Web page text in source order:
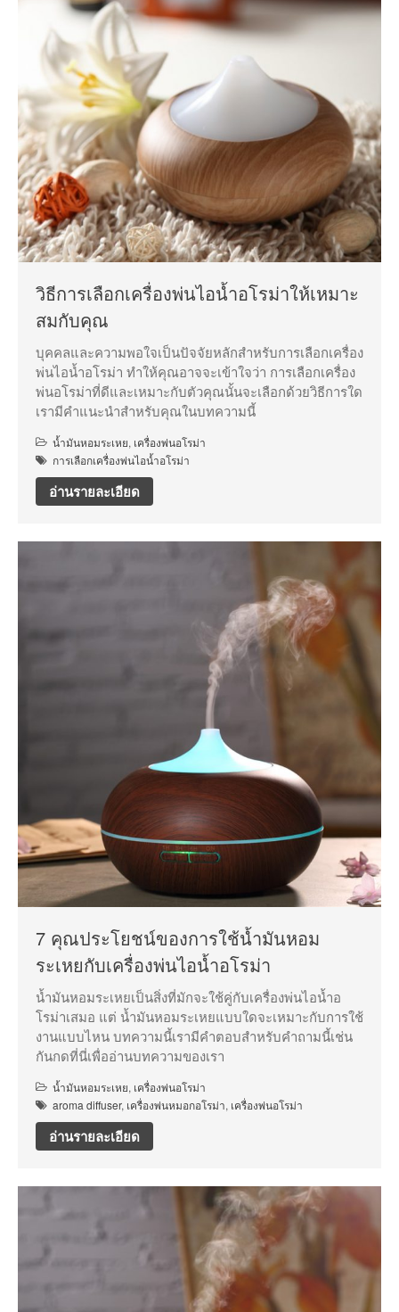
วิธีการเลือกเครื่องพ่นไอน้ำอโรม่าให้เหมาะ
สมกับคุณ
บุคคลและความพอใจเป็นปัจจัยหลักสำหรับการเลือกเครื่อง
พ่นไอน้ำอโรม่า ทำให้คุณอาจจะเข้าใจว่า การเลือกเครื่อง
พ่นอโรม่าที่ดีและเหมาะกับตัวคุณนั้นจะเลือกด้วยวิธีการใด
เรามีคำแนะนำสำหรับคุณในบทความนี้
น้ำมันหอมระเหย, เครื่องพ่นอโรม่า
การเลือกเครื่องพ่นไอน้ำอโรม่า
อ่านรายละเอียด
7 คุณประโยชน์ของการใช้น้ำมันหอม
ระเหยกับเครื่องพ่นไอน้ำอโรม่า
น้ำมันหอมระเหยเป็นสิ่งที่มักจะใช้คู่กับเครื่องพ่นไอน้ำอ
โรม่าเสมอ แต่ น้ำมันหอมระเหยแบบใดจะเหมาะกับการใช้
งานแบบไหน บทความนี้เรามีคำตอบสำหรับคำถามนี้เช่น
กันกดที่นี่เพื่ออ่านบทความของเรา
น้ำมันหอมระเหย, เครื่องพ่นอโรม่า
aroma diffuser, เครื่องพ่นหมอกอโรม่า, เครื่องพ่นอโรม่า
อ่านรายละเอียด